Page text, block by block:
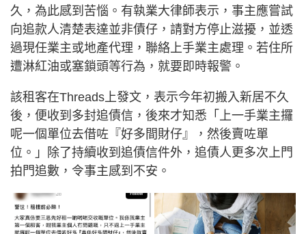
久，為此感到苦惱。有執業大律師表示，事主應嘗試
向追款人清楚表達並非債仔，請對方停止滋擾，並透
過現任業主或地產代理，聯絡上手業主處理。若住所
遭淋紅油或塞鎖頭等行為，就要即時報警。
該租客在Threads上發文，表示今年初搬入新居不久
後，便收到多封追債信，後來才知悉「上一手業主攞
呢一個單位去借咗『好多間財仔』，然後賣咗單
位。」除了持續收到追債信件外，追債人更多次上門
拍門追數，令事主感到不安。